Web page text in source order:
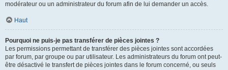
modérateur ou un administrateur du forum afin de lui demander un accès.
Haut
Pourquoi ne puis-je pas transférer de pièces jointes ?
Les permissions permettant de transférer des pièces jointes sont accordées
par forum, par groupe ou par utilisateur. Les administrateurs du forum ont peut-
être désactivé le transfert de pièces jointes dans le forum concerné, ou seuls